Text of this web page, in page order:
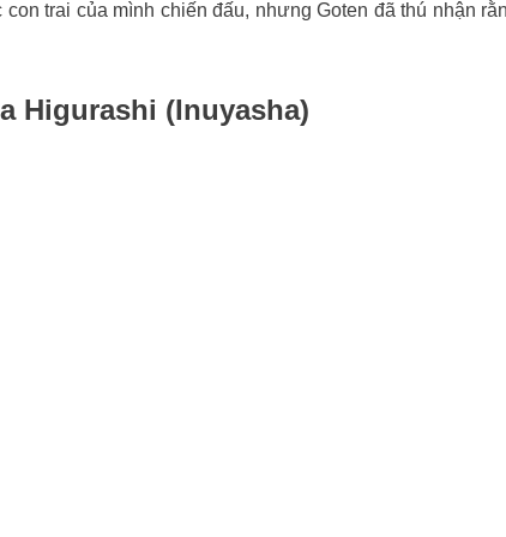
con trai của mình chiến đấu, nhưng Goten đã thú nhận
Higurashi (Inuyasha)